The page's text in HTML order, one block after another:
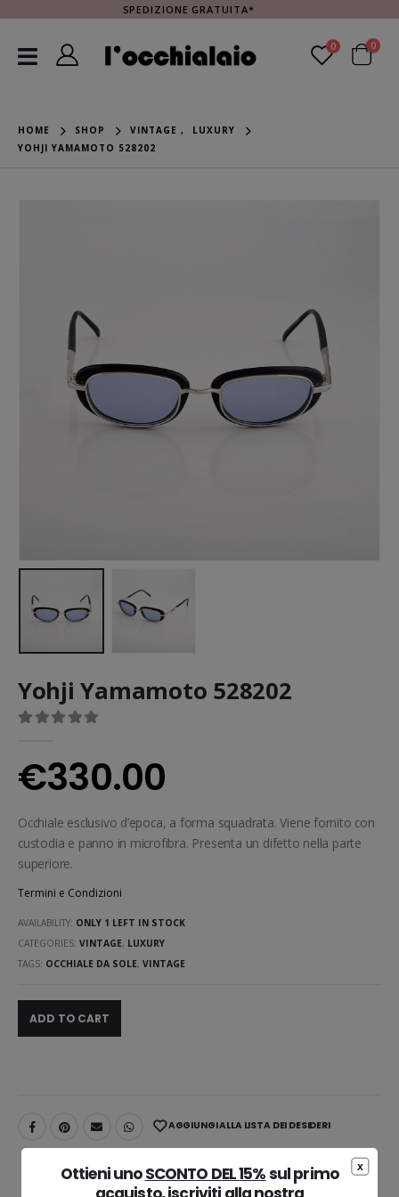
SPEDIZIONE GRATUITA*
0 0
HOME SHOP VINTAGE ,
LUXURY
YOHJI YAMAMOTO 528202
Yohji Yamamoto 528202
€330.00
Occhiale esclusivo d’epoca, a forma squadrata. Viene fornito con
custodia e panno in microfibra. Presenta un difetto nella parte
superiore.
Termini e Condizioni
AVAILABILITY: ONLY 1 LEFT IN STOCK
CATEGORIES: VINTAGE, LUXURY
TAGS: OCCHIALE DA SOLE, VINTAGE
ADD TO CART
AGGIUNGI ALLA LISTA DEI DESIDERI
DESCRIPTION
Ottieni unoSCONTO DEL 15%sul primo